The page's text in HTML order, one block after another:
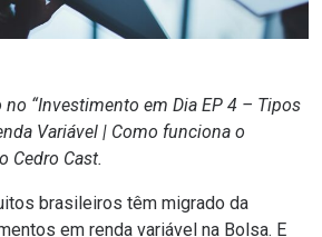
no “Investimento em Dia EP 4 – Tipos
Variável | Como funciona o
Cedro Cast.
brasileiros têm migrado da
em renda variável na Bolsa. E